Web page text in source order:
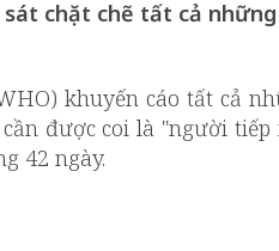
sát chặt chẽ tất cả
khuyến cáo tất cả
được coi là "người tiếp
42 ngày.